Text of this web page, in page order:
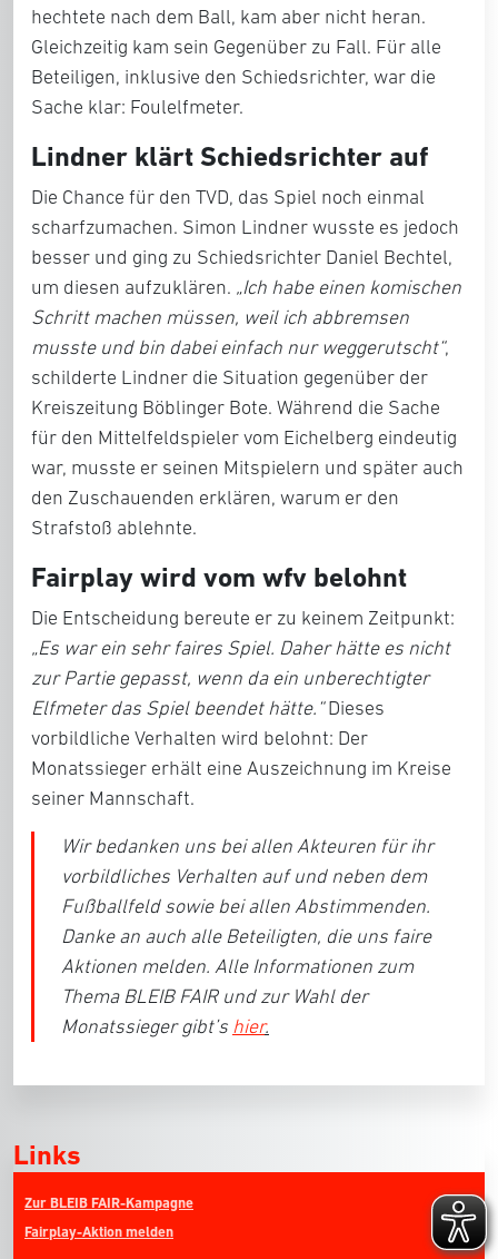
hechtete nach dem Ball, kam aber nicht heran.
Gleichzeitig kam sein Gegenüber zu Fall. Für alle
Beteiligen, inklusive den Schiedsrichter, war die
Sache klar: Foulelfmeter.
Lindner klärt Schiedsrichter auf
Die Chance für den TVD, das Spiel noch einmal
scharfzumachen. Simon Lindner wusste es jedoch
besser und ging zu Schiedsrichter Daniel Bechtel,
um diesen aufzuklären. „Ich habe einen komischen
Schritt machen müssen, weil ich abbremsen
musste und bin dabei einfach nur weggerutscht“,
schilderte Lindner die Situation gegenüber der
Kreiszeitung Böblinger Bote. Während die Sache
für den Mittelfeldspieler vom Eichelberg eindeutig
war, musste er seinen Mitspielern und später auch
den Zuschauenden erklären, warum er den
Strafstoß ablehnte.
Fairplay wird vom wfv belohnt
Die Entscheidung bereute er zu keinem Zeitpunkt:
„Es war ein sehr faires Spiel. Daher hätte es nicht
zur Partie gepasst, wenn da ein unberechtigter
Elfmeter das Spiel beendet hätte.“Dieses
vorbildliche Verhalten wird belohnt: Der
Monatssieger erhält eine Auszeichnung im Kreise
seiner Mannschaft.
Wir bedanken uns bei allen Akteuren für ihr
vorbildliches Verhalten auf und neben dem
Fußballfeld sowie bei allen Abstimmenden.
Danke an auch alle Beteiligten, die uns faire
Aktionen melden. Alle Informationen zum
Thema BLEIB FAIR und zur Wahl der
Monatssieger gibt’s hier.
Links
Zur BLEIB FAIR-Kampagne
Fairplay-Aktion melden